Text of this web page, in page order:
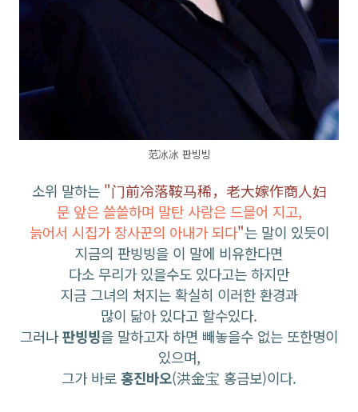
范冰冰 판빙빙
소위 말하는 "门前冷落鞍马稀，老大嫁作商人妇
문 앞은 쓸쓸하며 말탄 사람은 드믈어 지고,
늙어서 시집가 장사꾼의 아내가 되다"는 말이 있듯이
지금의 판빙빙을 이 말에 비유한다면
다소 무리가 있을수도 있다고는하지만
지금 그녀의 처지는 확실히 이러한 환경과
많이 닮아 있다고 할수있다.
그러나판빙빙을 말하고자 하면 빼놓을수 없는 또한명이
있으며,
그가 바로홍진바오(洪金宝 홍금보)이다.